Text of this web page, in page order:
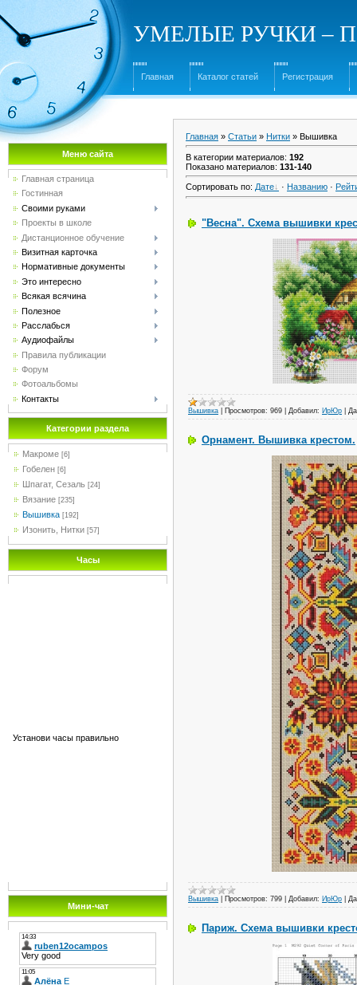
УМЕЛЫЕ РУЧКИ –
Главная Каталог статей Регистрация
Меню сайта
Главная страница
Гостинная
Своими руками
Проекты в школе
Дистанционное обучение
Визитная карточка
Нормативные документы
Это интересно
Всякая всячина
Полезное
Расслабься
Аудиофайлы
Правила публикации
Форум
Фотоальбомы
Контакты
Категории раздела
Макроме [6]
Гобелен [6]
Шпагат, Сезаль [24]
Вязание [235]
Вышивка [192]
Изонить, Нитки [57]
Часы
Установи часы правильно
Мини-чат
Главная » Статьи » Нитки » Вышивка
В категории материалов: 192
Показано материалов: 131-140
Сортировать по: Дате · Названию ·
"Весна". Схема вышивки
Вышивка Просмотров: 969 Добавил: ИрЮр
Орнамент. Вышивка крестом.
Вышивка Просмотров: 799 Добавил: ИрЮр
Париж. Схема вышивки